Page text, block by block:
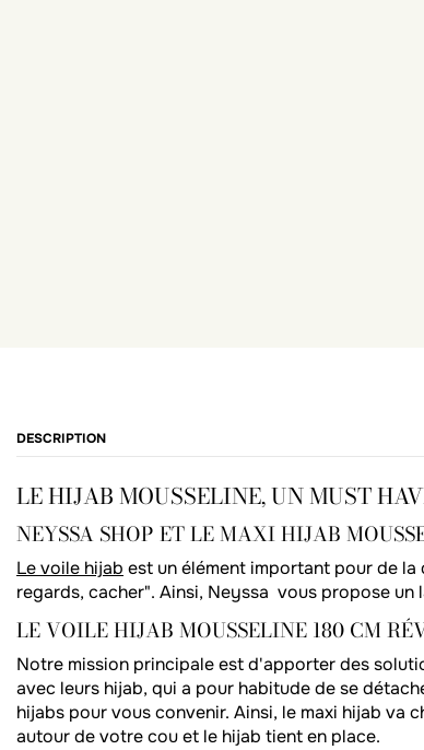
DESCRIPTION
LE HIJAB MOUSSELINE, UN MUST
NEYSSA SHOP ET LE MAXI HIJAB
Le voile hijab est un élément important pour de la
regards, cacher". Ainsi, Neyssa vous propose
LE VOILE HIJAB MOUSSELINE 180 CM
Notre mission principale est d'apporter des
avec leurs hijab, qui a pour habitude de se
hijabs pour vous convenir. Ainsi, le maxi hijab
autour de votre cou et le hijab tient en place.